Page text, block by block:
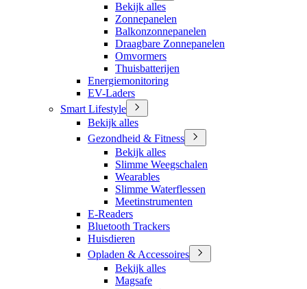
Bekijk alles
Zonnepanelen
Balkonzonnepanelen
Draagbare Zonnepanelen
Omvormers
Thuisbatterijen
Energiemonitoring
EV-Laders
Smart Lifestyle
Bekijk alles
Gezondheid & Fitness
Bekijk alles
Slimme Weegschalen
Wearables
Slimme Waterflessen
Meetinstrumenten
E-Readers
Bluetooth Trackers
Huisdieren
Opladen & Accessoires
Bekijk alles
Magsafe